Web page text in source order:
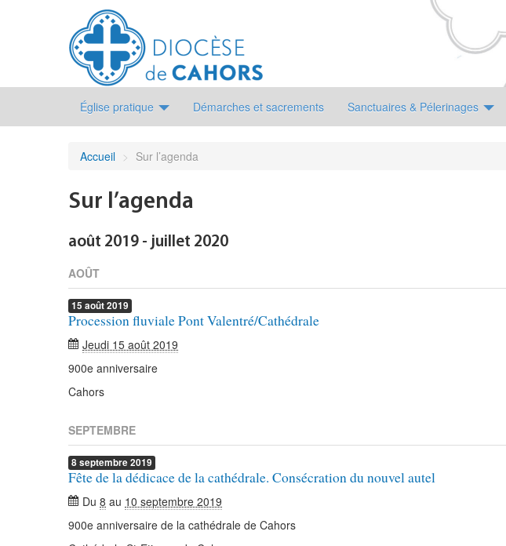
Église pratique Démarches et sacrements Sanctuaires & Pélerinages
Accueil > Sur l’agenda
Sur l’agenda
août 2019 - juillet 2020
AOÛT
15 août2019
Procession fluviale Pont Valentré/Cathédrale
Jeudi 15 août 2019
900e anniversaire
Cahors
SEPTEMBRE
8septembre2019
Fête de la dédicace de la cathédrale. Consécration du nouvel autel
Du 8 au 10 septembre 2019
900e anniversaire de la cathédrale de Cahors